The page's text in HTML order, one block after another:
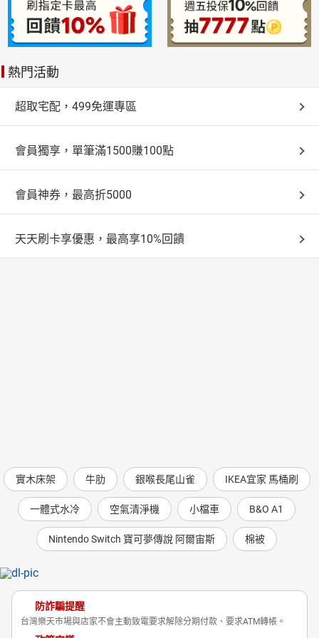
熱門活動
超取宅配，499免運專區
會員獨享，單筆滿1500賺100點
會員神券，最高折5000
天天刷卡享優惠，最高享10%回饋
實木床架 牛肋 銀喉長尾山雀 IKEA宜家 馬桶刷
一體式水冷 空氣清淨機 小檔車 B&O A1
Nintendo Switch 寶可夢傳說 阿爾宙斯 棉被
防詐騙提醒
台灣樂天市場與店家不會主動致電要求解除分期付款、要求ATM轉帳。